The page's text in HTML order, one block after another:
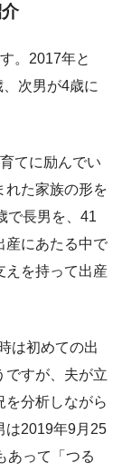
。2017年と
次男が4歳に
てに励んでい
れた家族の形を
で長男を、41
産にあたる中で
えを持って出産
は初めての出
ですが、夫が立
を分析しながら
は2019年9月25
あって「つる